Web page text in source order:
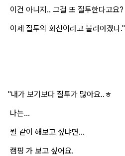
이건 아니지.. 그걸 또 질투한다고요?
이제 질투의 화신이라고 불러야겠다."
"내가 보기보다 질투가 많아요..ㅎ
나는...
뭘 같이 해보고 싶냐면...
캠핑 가 보고 싶어요.